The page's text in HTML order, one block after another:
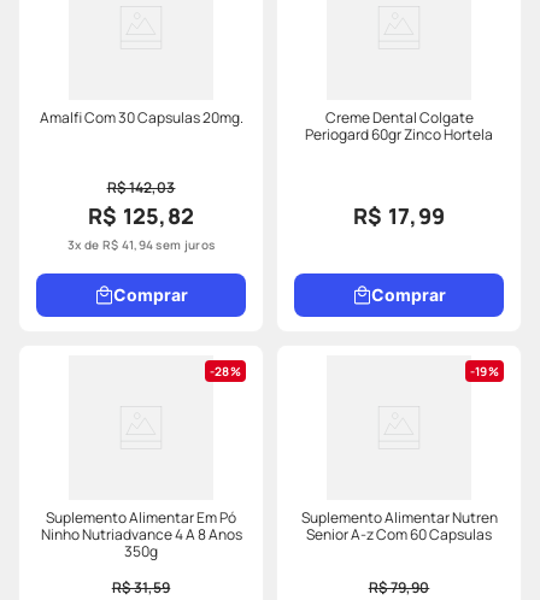
Amalfi Com 30 Capsulas 20mg.
R$ 142,03
R$ 125,82
3x de R$ 41,94sem juros
Comprar
Creme Dental Colgate
Periogard 60gr Zinco Hortela
R$ 17,99
Comprar
28%
Suplemento Alimentar Em Pó
Ninho Nutriadvance 4 A 8 Anos
350g
R$ 31,59
19%
Suplemento Alimentar Nutren
Senior A-z Com 60 Capsulas
R$ 79,90